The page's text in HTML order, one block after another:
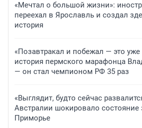
«Мечтал о большой жизни»:
переехал в Ярославль и создал
история
«Позавтракал и побежал — это
история пермского марафонца
— он стал чемпионом РФ 35 раз
«Выглядит, будто сейчас
Австралии шокировало состояние
Приморье